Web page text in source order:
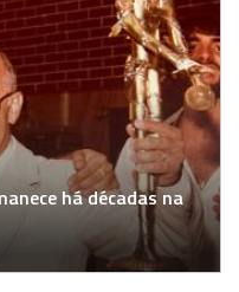
há décadas na